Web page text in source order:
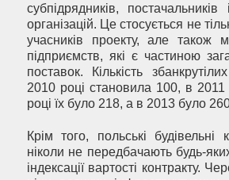
субпідрядників,
організацій. Це стосується не
учасників проекту, але також
підприємств, які є частиною
поставок. Кількість
2010 році становила 100, в
році їх було 218, а в 2013 було
Крім того, польські будівельні
ніколи не передбачають будь-
індексації вартості контракту.